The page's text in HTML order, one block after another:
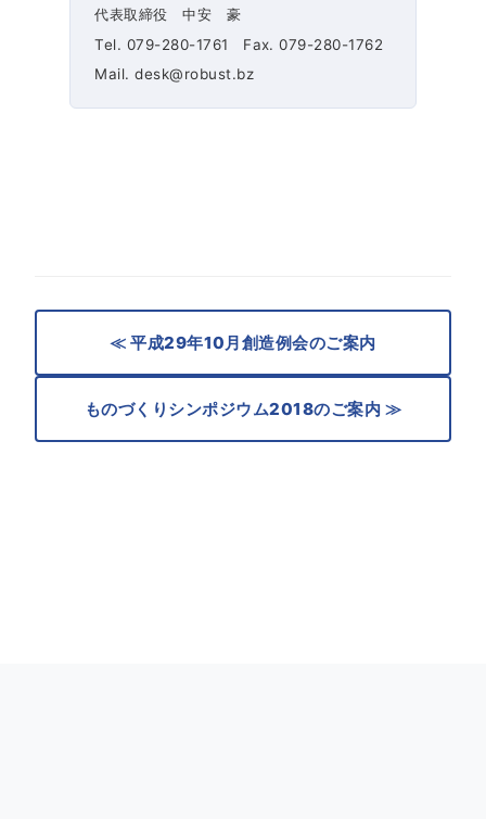
代表取締役 中安 豪
Tel. 079-280-1761 Fax. 079-280-1762
Mail. desk@robust.bz
≪ 平成29年10月創造例会のご案内
ものづくりシンポジウム2018のご案内 ≫